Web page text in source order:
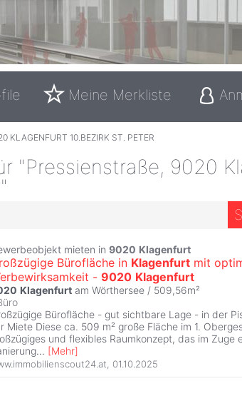
Meine Merkliste
KLAGENFURT 10.BEZIRK ST. PETER
"Pressienstraße, 9020
mieten in 9020 Klagenfurt
Bürofläche in Klagenfurt mit
- 9020 Klagenfurt
Klagenfurt am Wörthersee / 509,56m²
Bürofläche - gut sichtbare Lage - in der
Miete Diese ca. 509 m² große Fläche im 1.
und flexibles Raumkonzept, das im Zuge
... [Mehr]
01.10.2025